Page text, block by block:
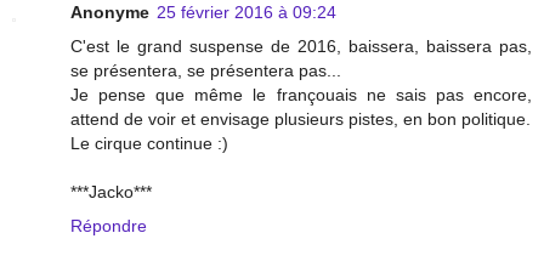
Anonyme 25 février 2016 à 09:24
C'est le grand suspense de 2016, baissera, baissera pas,
se présentera, se présentera pas...
Je pense que même le françouais ne sais pas encore,
attend de voir et envisage plusieurs pistes, en bon politique.
Le cirque continue :)
***Jacko***
Répondre